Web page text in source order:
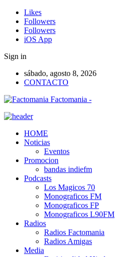
Likes
Followers
Followers
iOS App
Sign in
sábado, agosto 8, 2026
CONTACTO
Factomania -
HOME
Noticias
Eventos
Promocion
bandas indiefm
Podcasts
Los Magicos 70
Monograficos FM
Monograficos FP
Monograficos L90FM
Radios
Radios Factomania
Radios Amigas
Media